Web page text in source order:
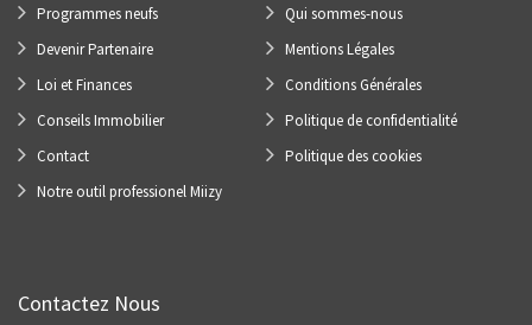
Programmes neufs
Devenir Partenaire
Loi et Finances
Conseils Immobilier
Contact
Notre outil professionel Miizy
Qui sommes-nous
Mentions Légales
Conditions Générales
Politique de confidentialité
Politique des cookies
Contactez Nous